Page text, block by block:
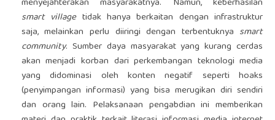
menyejahterakan masyarakatnya. Namun, keberhasilan
smart villagetidak hanya berkaitan dengan infrastruktur
saja, melainkan perlu diiringi dengan terbentuknya smart
community. Sumber daya masyarakat yang kurang cerdas
akan menjadi korban dari perkembangan teknologi media
yang didominasi oleh konten negatif seperti hoaks
(penyimpangan informasi) yang bisa merugikan diri sendiri
dan orang lain. Pelaksanaan pengabdian ini memberikan